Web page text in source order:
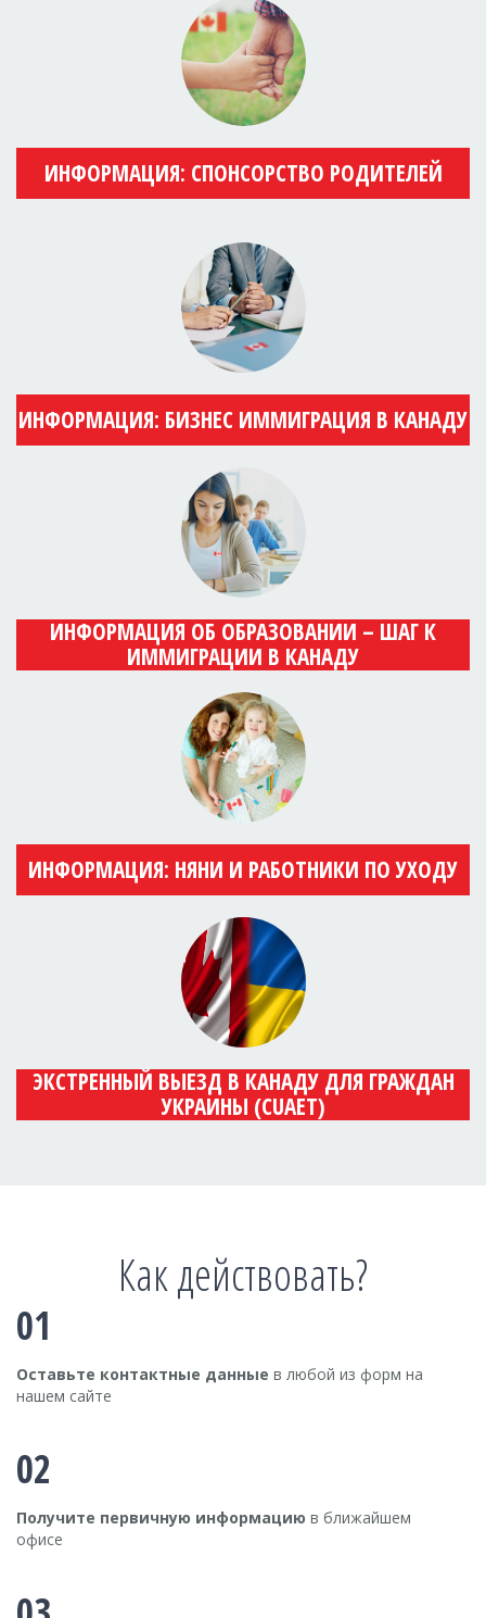
ИНФОРМАЦИЯ: СПОНСОРСТВО РОДИТЕЛЕЙ
ИНФОРМАЦИЯ: БИЗНЕС ИММИГРАЦИЯ В КАНАДУ
ИНФОРМАЦИЯ ОБ ОБРАЗОВАНИИ – ШАГ К
ИММИГРАЦИИ В КАНАДУ
ИНФОРМАЦИЯ: НЯНИ И РАБОТНИКИ ПО УХОДУ
ЭКСТРЕННЫЙ ВЫЕЗД В КАНАДУ ДЛЯ ГРАЖДАН
УКРАИНЫ (CUAET)
Как действовать?
01
Оставьте контактные данные в любой из форм на
нашем сайте
02
Получите первичную информацию в ближайшем
офисе